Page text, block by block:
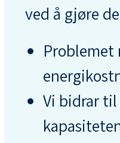
ved å gjøre
Problemet
Vi bidrar